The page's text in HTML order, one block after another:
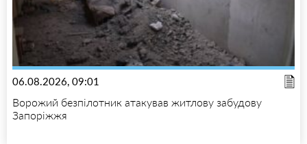
06.08.2026, 09:01
Ворожий безпілотник атакував житлову забудову
Запоріжжя